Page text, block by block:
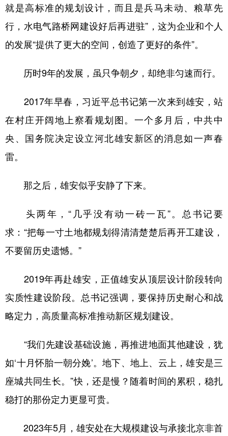
就是高标准的规划设计，而且是兵马未动、粮草先
行，水电气路桥网建设好后再进驻”，这为企业和个人
的发展“提供了更大的空间，创造了更好的条件”。
历时9年的发展，虽只争朝夕，却绝非匀速而行。
2017年早春，习近平总书记第一次来到雄安，站
在村庄开阔地上察看规划图。一个多月后，中共中
央、国务院决定设立河北雄安新区的消息如一声春
雷。
那之后，雄安似乎安静了下来。
头两年，“几乎没有动一砖一瓦”。总书记要
求：“把每一寸土地都规划得清清楚楚后再开工建设，
不要留历史遗憾。”
2019年再赴雄安，正值雄安从顶层设计阶段转向
实质性建设阶段。总书记强调，要保持历史耐心和战
略定力，高质量高标准推动新区规划建设。
“我们先建设基础设施，再推进地面其他建设，犹
如‘十月怀胎一朝分娩’。地下、地上、云上，雄安是三
座城共同生长。”快，还是慢？随着时间的累积，稳扎
稳打的那份定力更显可贵。
2023年5月，雄安处在大规模建设与承接北京非首